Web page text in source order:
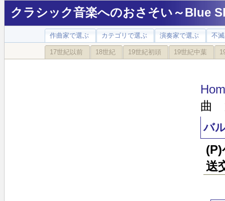
クラシック音楽へのおさそい～Blue
作曲家で選ぶ カテゴリで選ぶ 演奏家で選ぶ 不
17世紀以前 18世紀 19世紀初頭 19世紀中葉
曲
バ
送